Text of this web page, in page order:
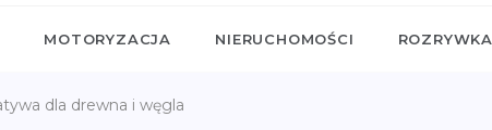
MOTORYZACJA NIERUCHOMOŚCI ROZRYWKA
dla drewna i węgla